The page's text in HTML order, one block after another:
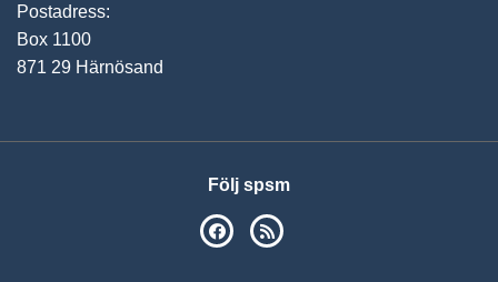
Postadress:
Box 1100
871 29 Härnösand
Följ spsm
SPSM på Facebook